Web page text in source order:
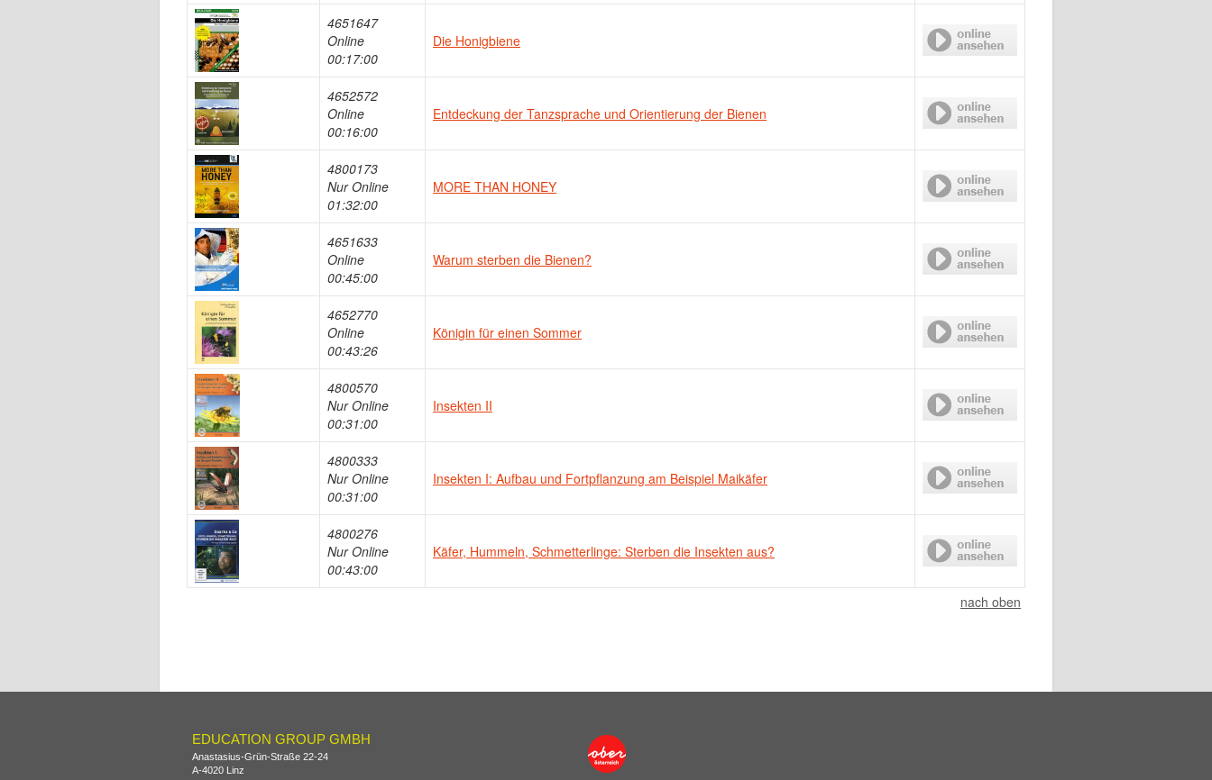
4651647
Online
00:17:00
Die Honigbiene
4652572
Online
00:16:00
Entdeckung der Tanzsprache und Orientierung der Bienen
4800173
Nur Online
01:32:00
MORE THAN HONEY
4651633
Online
00:45:00
Warum sterben die Bienen?
4652770
Online
00:43:26
Königin für einen Sommer
4800570
Nur Online
00:31:00
Insekten II
4800333
Nur Online
00:31:00
Insekten I: Aufbau und Fortpflanzung am Beispiel Maikäfer
4800276
Nur Online
00:43:00
Käfer, Hummeln, Schmetterlinge: Sterben die Insekten aus?
nach oben
EDUCATION GROUP GMBH
Anastasius-Grün-Straße 22-24
A-4020 Linz